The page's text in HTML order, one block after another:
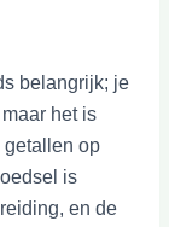
belangrijk; je
het is
getallen op
is
en de